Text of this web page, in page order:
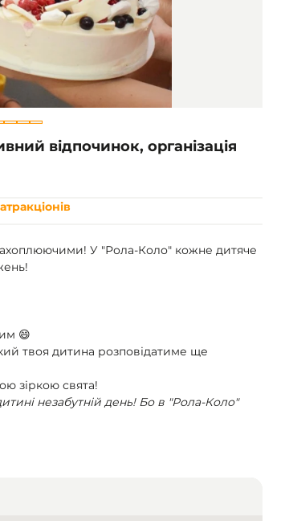
відпочинок, організація
У "Рола-Коло" кожне дитяче
😄
твоя дитина розповідатиме ще
зіркою свята!
незабутній день! Бо в "Рола-Коло"